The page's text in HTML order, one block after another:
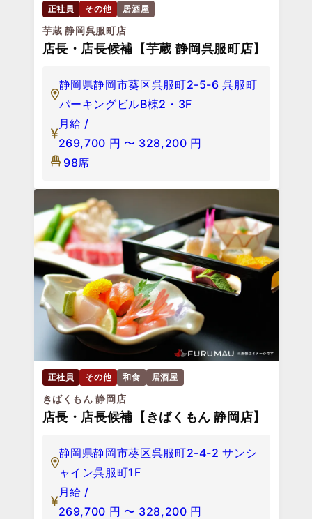
正社員 その他 居酒屋
芋蔵 静岡呉服町店
店長・店長候補【芋蔵 静岡呉服町店】
静岡県静岡市葵区呉服町2-5-6 呉服町
パーキングビルB棟2・3F
月給 /
269,700 円 〜 328,200 円
98席
正社員 その他 和食 居酒屋
きばくもん 静岡店
店長・店長候補【きばくもん 静岡店】
静岡県静岡市葵区呉服町2-4-2 サンシ
ャイン呉服町1F
月給 /
269,700 円 〜 328,200 円